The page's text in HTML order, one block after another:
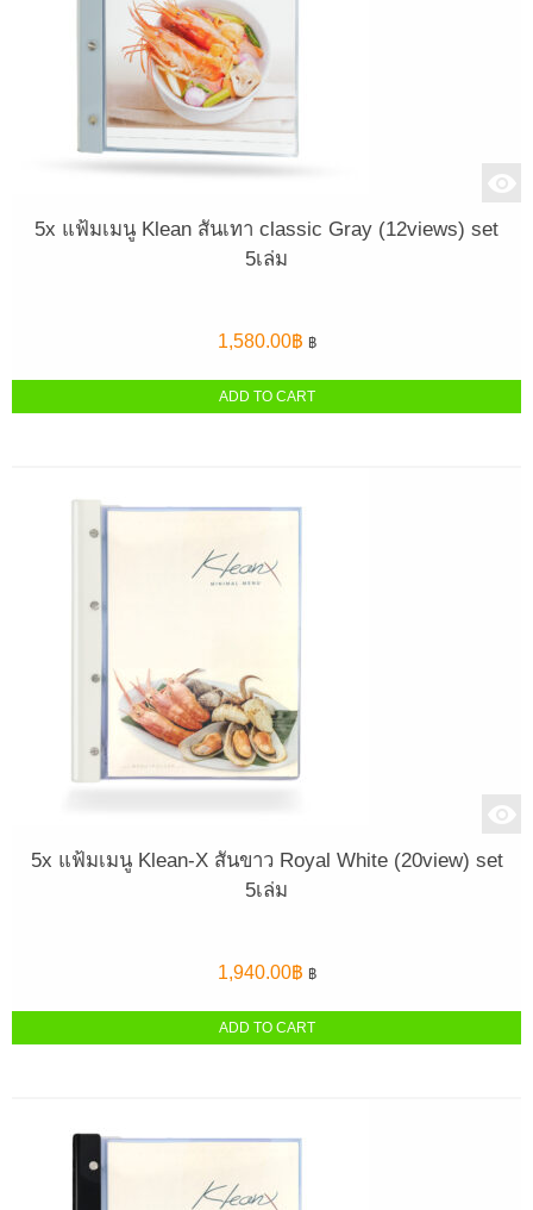
5x แฟ้มเมนู Klean สันเทา classic Gray (12views) set
5เล่ม
1,580.00฿ ฿
ADD TO CART
5x แฟ้มเมนู Klean-X สันขาว Royal White (20view) set
5เล่ม
1,940.00฿ ฿
ADD TO CART